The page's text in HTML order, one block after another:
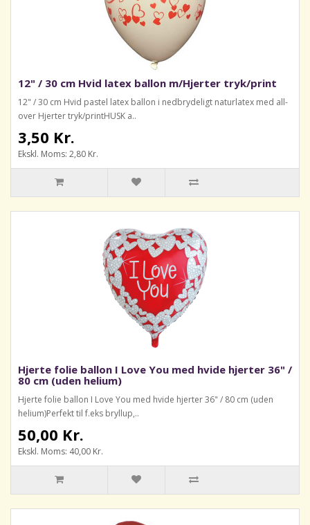
12" / 30 cm Hvid latex ballon m/Hjerter tryk/print
12" / 30 cm Hvid pastel latex ballon i nedbrydeligt naturlatex med all-
over Hjerter tryk/printHUSK a..
3,50 Kr.
Ekskl. Moms: 2,80 Kr.
Hjerte folie ballon I Love You med hvide hjerter 36" /
80 cm (uden helium)
Hjerte folie ballon I Love You med hvide hjerter 36" / 80 cm (uden
helium)Perfekt til f.eks bryllup,..
50,00 Kr.
Ekskl. Moms: 40,00 Kr.